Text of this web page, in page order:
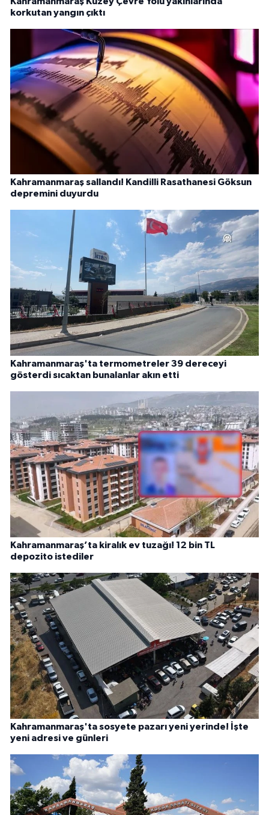
korkutan yangın çıktı
Kahramanmaraş sallandı! Kandilli Rasathanesi Göksun
depremini duyurdu
Kahramanmaraş'ta termometreler 39 dereceyi
gösterdi sıcaktan bunalanlar akın etti
Kahramanmaraş’ta kiralık ev tuzağı! 12 bin TL
depozito istediler
Kahramanmaraş'ta sosyete pazarı yeni yerinde! İşte
yeni adresi ve günleri